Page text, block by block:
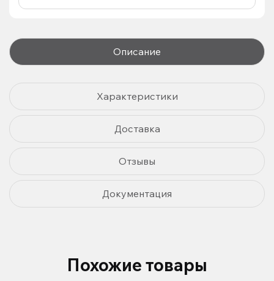
Описание
Характеристики
Доставка
Отзывы
Документация
Похожие товары